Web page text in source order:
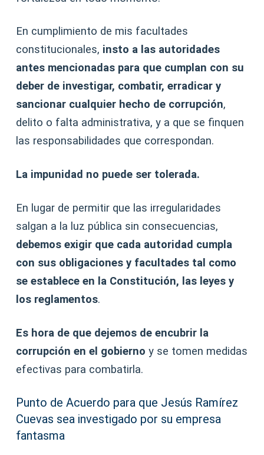
En cumplimiento de mis facultades
constitucionales, insto a las autoridades
antes mencionadas para que cumplan con su
deber de investigar, combatir, erradicar y
sancionar cualquier hecho de corrupción,
delito o falta administrativa, y a que se finquen
las responsabilidades que correspondan.
La impunidad no puede ser tolerada.
En lugar de permitir que las irregularidades
salgan a la luz pública sin consecuencias,
debemos exigir que cada autoridad cumpla
con sus obligaciones y facultades tal como
se establece en la Constitución, las leyes y
los reglamentos.
Es hora de que dejemos de encubrir la
corrupción en el gobierno y se tomen medidas
efectivas para combatirla.
Punto de Acuerdo para que Jesús Ramírez
Cuevas sea investigado por su empresa
fantasma